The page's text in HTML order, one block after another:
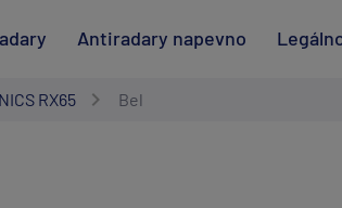
Antiradary napevno
RX65 Bel